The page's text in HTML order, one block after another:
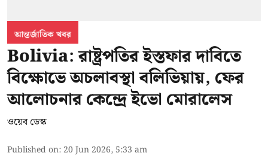
আন্তর্জাতিক খবর
Bolivia: রাষ্ট্রপতির ইস্তফার দাবিতে
বিক্ষোভে অচলাবস্থা বলিভিয়ায়, ফের
আলোচনার কেন্দ্রে ইভো মোরালেস
ওয়েব ডেস্ক
Published on: 20 Jun 2026, 5:33 am